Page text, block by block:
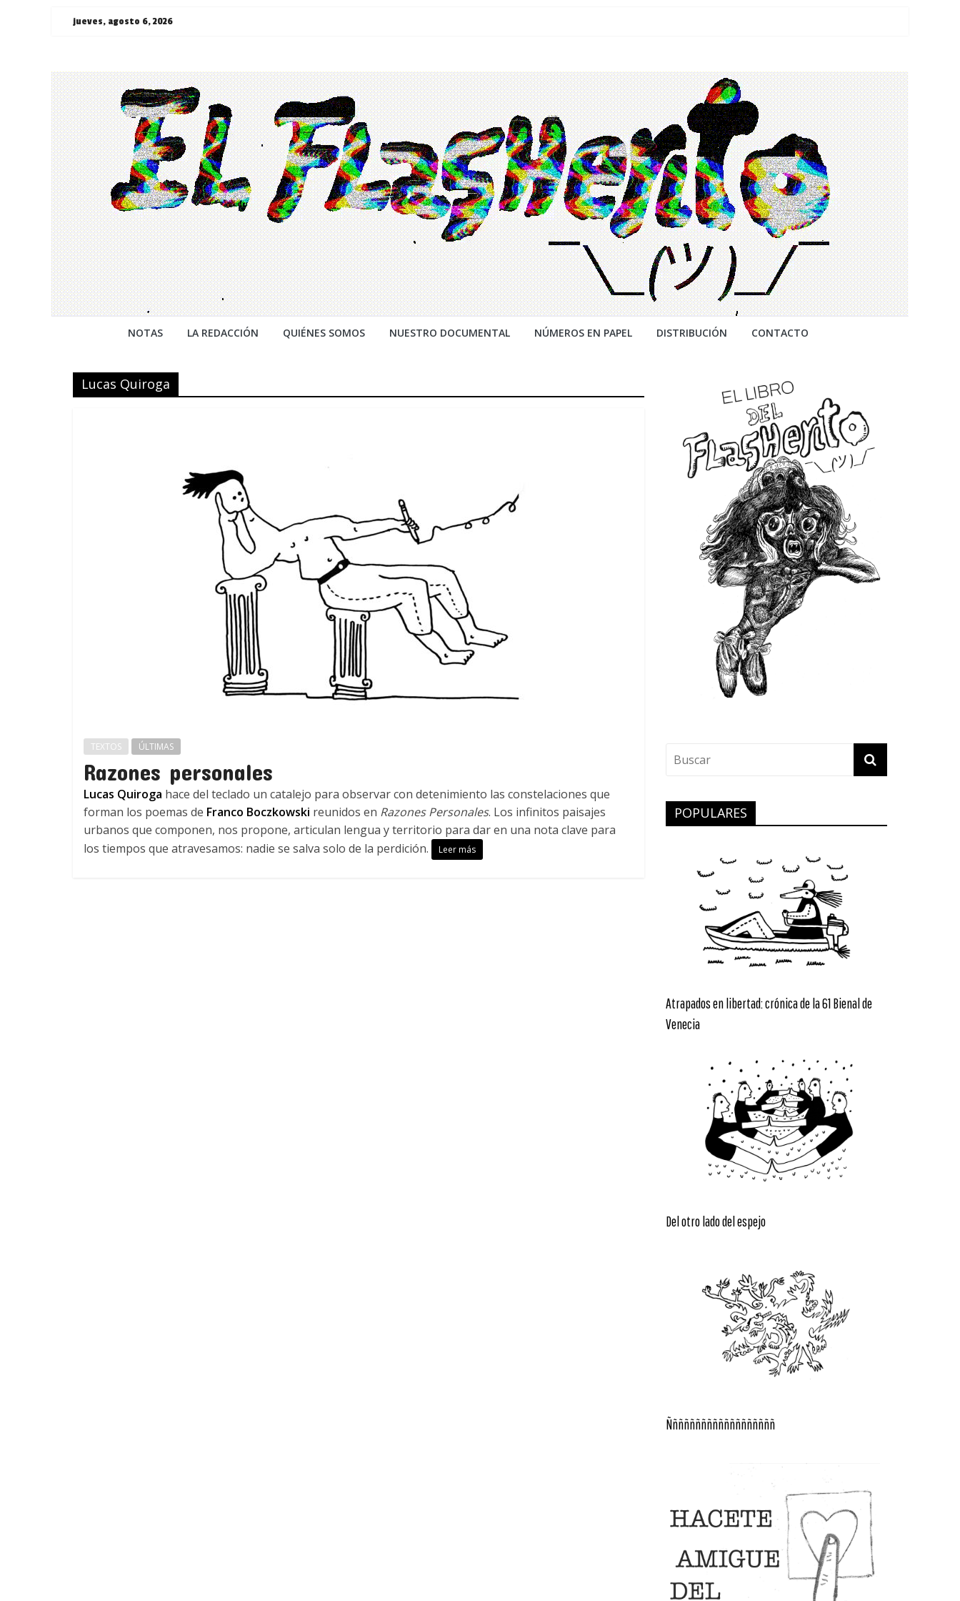
Saltarjueves, agosto 6, 2026
¯\_(ツ)_/
¯
NOTAS LA REDACCIÓN QUIÉNES SOMOS NUESTRO DOCUMENTAL NÚMEROS EN PAPEL DISTRIBUCIÓN CONTACTO
Lucas Quiroga
TEXTOS ÚLTIMAS
Razones personales
Lucas Quiroga hace del teclado un catalejo para observar con detenimiento las constelaciones que
forman los poemas de Franco Boczkowski reunidos en Razones Personales. Los infinitos paisajes
urbanos que componen, nos propone, articulan lengua y territorio para dar en una nota clave para
los tiempos que atravesamos: nadie se salva solo de la perdición.
Leer más
POPULARES
Atrapados en libertad: crónica de la 61 Bienal de
Venecia
Del otro lado del espejo
Ñññññññññññññññññññ